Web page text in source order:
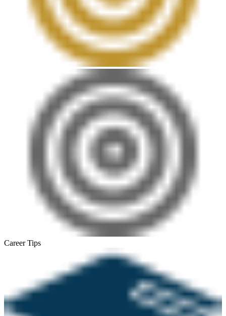
Career Tips